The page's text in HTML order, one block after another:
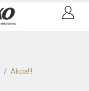
Akcia!!!